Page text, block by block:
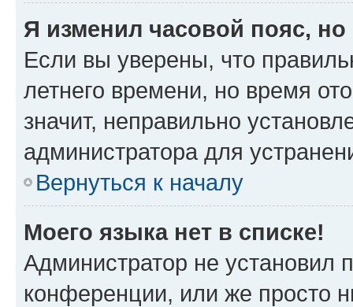
Я изменил часовой пояс,
Если вы уверены, что
летнего времени, но время
значит, неправильно
администратора для
Вернуться к началу
Моего языка нет в списке!
Администратор не установил
конференции, или же просто